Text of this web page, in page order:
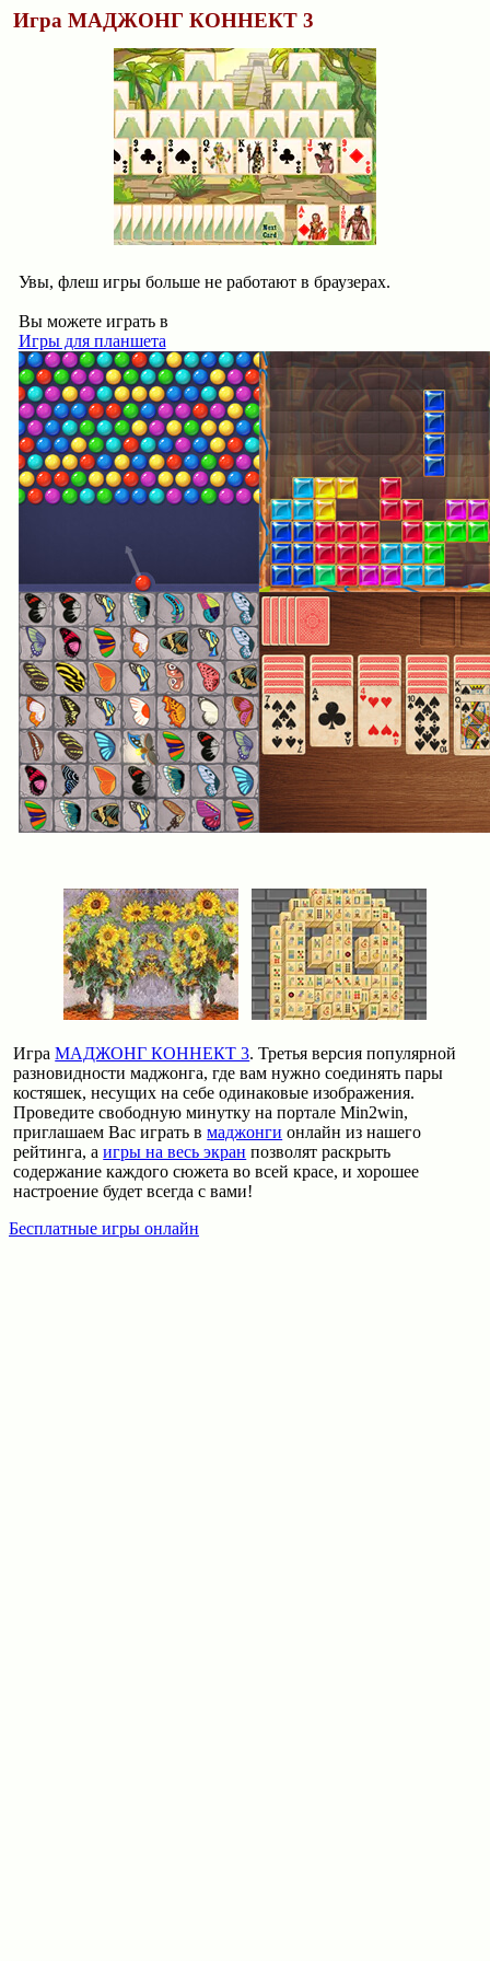
Игра МАДЖОНГ КОННЕКТ 3
Увы, флеш игры больше не работают в браузерах.
Вы можете играть в
Игры для планшета
ИграМАДЖОНГ КОННЕКТ 3. Третья версия популярной
разновидности маджонга, где вам нужно соединять пары
костяшек, несущих на себе одинаковые изображения.
Проведите свободную минутку на портале Min2win,
приглашаем Вас играть вмаджонги онлайн из нашего
рейтинга, аигры на весь экран позволят раскрыть
содержание каждого сюжета во всей красе, и хорошее
настроение будет всегда с вами!
Бесплатные игры онлайн